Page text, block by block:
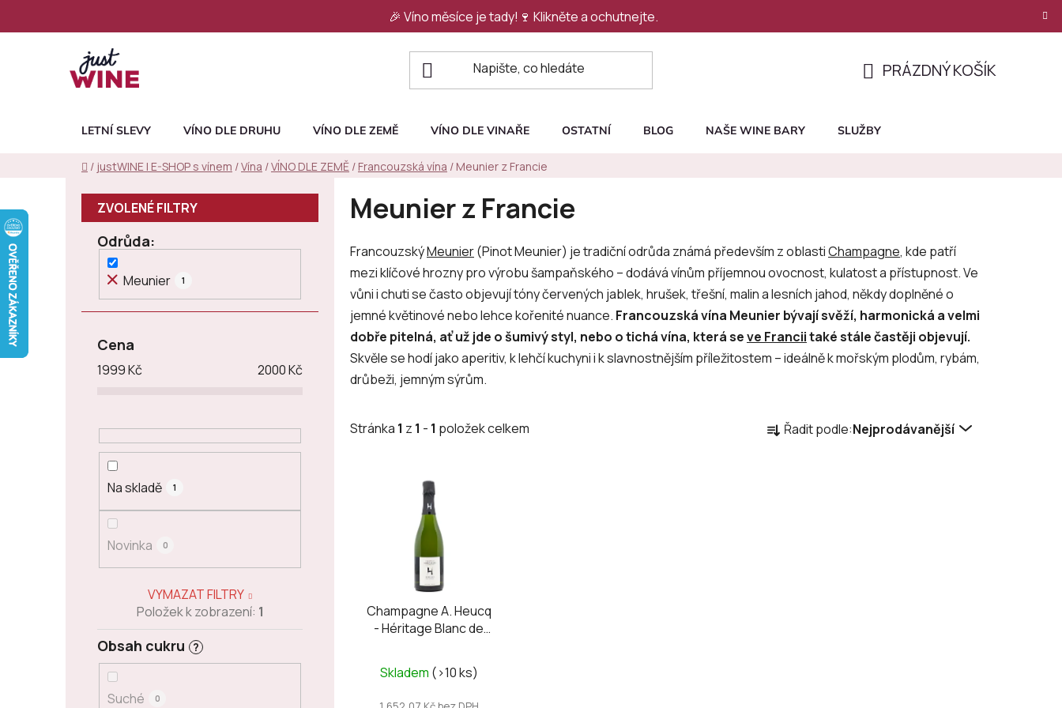
🎉 Víno měsíce je tady!🍷 Klikněte a ochutnejte.
KOŠÍK
PRÁZDNÝ KOŠÍK
LETNÍ SLEVY VÍNO DLE DRUHU VÍNO DLE ZEMĚ VÍNO DLE VINAŘE OSTATNÍ BLOG NAŠE WINE BARY SLUŽBY
Domů
/ justWINE | E-SHOP s vínem /Vína /VÍNO DLE ZEMĚ / Francouzská vína / Meunier z Francie
Odrůda
Meunier 1
Cena
1999Kč 2000Kč
Na skladě 1
Novinka 0
Obsah cukru ?
Suché 0
VYMAZAT FILTRY
Položek k zobrazení: 1
Meunier z Francie
FrancouzskýMeunier(Pinot Meunier) je tradiční odrůda známá především z oblastiChampagne, kde patří
mezi klíčové hrozny pro výrobu šampaňského – dodává vínům příjemnou ovocnost, kulatost a přístupnost. Ve
vůni i chuti se často objevují tóny červených jablek, hrušek, třešní, malin a lesních jahod, někdy doplněné o
jemné květinové nebo lehce kořenité nuance. Francouzská vína Meunier bývají svěží, harmonická a velmi
dobře pitelná, ať už jde o šumivý styl, nebo o tichá vína, která seve Franciitaké stále častěji objevují.
Skvěle se hodí jako aperitiv, k lehčí kuchyni i k slavnostnějším příležitostem – ideálně k mořským plodům, rybám,
drůbeži, jemným sýrům.
Stránka 1 z 1 - 1 položek celkem a Řadit podle:Nejprodávanější
Champagne A. Heucq
- Héritage Blanc de
Skladem (>10 ks)